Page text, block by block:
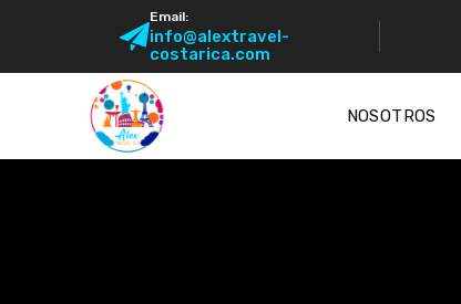
Email:
info@alextravel-
costarica.com
NOSOTROS